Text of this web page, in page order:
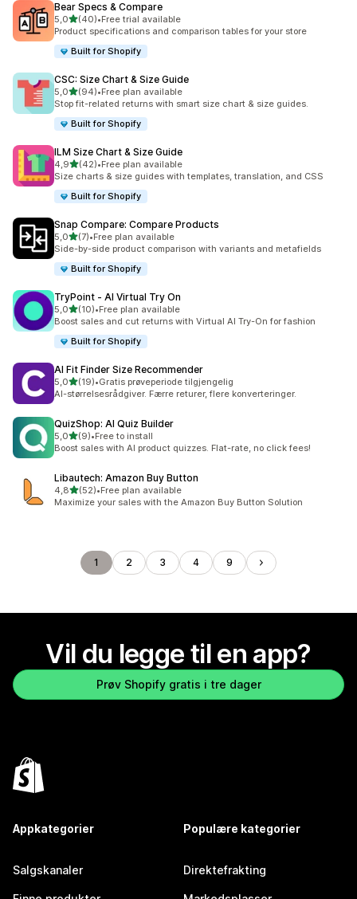
Bear Specs & Compare
5,0av 5 stjerner
(40)
Totalt 40 omtaler
•Free trial available
Product specifications and comparison tables for your store
Built for Shopify
CSC: Size Chart & Size Guide
5,0av 5 stjerner
(94)
Totalt 94 omtaler
•Free plan available
Stop fit-related returns with smart size chart & size guides.
Built for Shopify
ILM Size Chart & Size Guide
4,9av 5 stjerner
(42)
Totalt 42 omtaler
•Free plan available
Size charts & size guides with templates, translation, and CSS
Built for Shopify
Snap Compare: Compare Products
5,0av 5 stjerner
(7)
Totalt 7 omtaler
•Free plan available
Side-by-side product comparison with variants and metafields
Built for Shopify
TryPoint ‑ AI Virtual Try On
5,0av 5 stjerner
(10)
Totalt 10 omtaler
•Free plan available
Boost sales and cut returns with Virtual AI Try-On for fashion
Built for Shopify
AI Fit Finder Size Recommender
5,0av 5 stjerner
(19)
Totalt 19 omtaler
•Gratis prøveperiode tilgjengelig
AI-størrelsesrådgiver. Færre returer, flere konverteringer.
QuizShop: AI Quiz Builder
5,0av 5 stjerner
(9)
Totalt 9 omtaler
•Free to install
Boost sales with AI product quizzes. Flat-rate, no click fees!
Libautech: Amazon Buy Button
4,8av 5 stjerner
(52)
Totalt 52 omtaler
•Free plan available
Maximize your sales with the Amazon Buy Button Solution
1 2 3 4 9
Vil du legge til en app?
Prøv Shopify gratis i tre dager
Appkategorier
Salgskanaler
Populære kategorier
Direktefrakting